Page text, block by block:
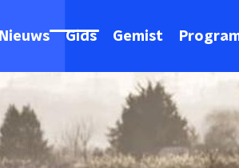
Nieuws Gids Gemist